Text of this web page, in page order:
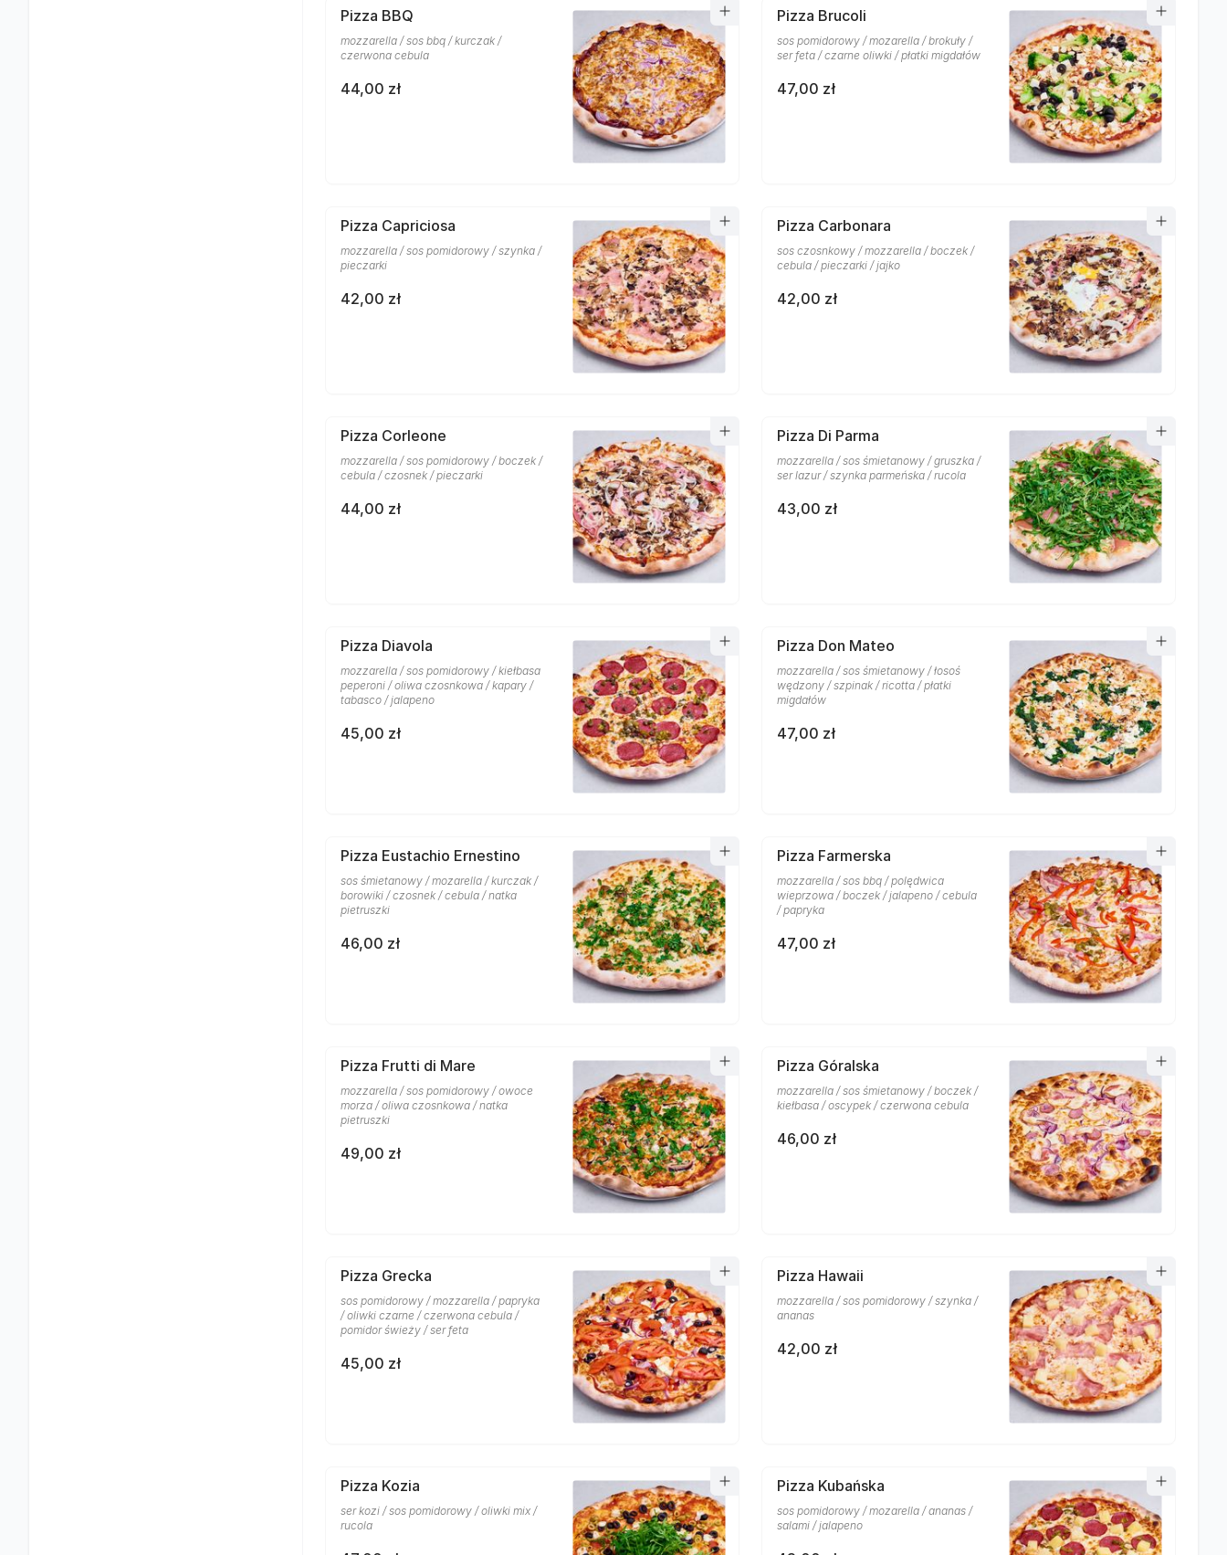
Pizza BBQ
mozzarella / sos bbq / kurczak /
czerwona cebula
44,00 zł
Pizza Brucoli
sos pomidorowy / mozarella / brokuły /
ser feta / czarne oliwki / płatki migdałów
47,00 zł
Pizza Capriciosa
mozzarella / sos pomidorowy / szynka /
pieczarki
42,00 zł
Pizza Carbonara
sos czosnkowy / mozzarella / boczek /
cebula / pieczarki / jajko
42,00 zł
Pizza Corleone
mozzarella / sos pomidorowy / boczek /
cebula / czosnek / pieczarki
44,00 zł
Pizza Di Parma
mozzarella / sos śmietanowy / gruszka /
ser lazur / szynka parmeńska / rucola
43,00 zł
Pizza Diavola
mozzarella / sos pomidorowy / kiełbasa
peperoni / oliwa czosnkowa / kapary /
tabasco / jalapeno
45,00 zł
Pizza Don Mateo
mozzarella / sos śmietanowy / łosoś
wędzony / szpinak / ricotta / płatki
migdałów
47,00 zł
Pizza Eustachio Ernestino
sos śmietanowy / mozarella / kurczak /
borowiki / czosnek / cebula / natka
pietruszki
46,00 zł
Pizza Farmerska
mozzarella / sos bbq / polędwica
wieprzowa / boczek / jalapeno / cebula
/ papryka
47,00 zł
Pizza Frutti di Mare
mozzarella / sos pomidorowy / owoce
morza / oliwa czosnkowa / natka
pietruszki
49,00 zł
Pizza Góralska
mozzarella / sos śmietanowy / boczek /
kiełbasa / oscypek / czerwona cebula
46,00 zł
Pizza Grecka
sos pomidorowy / mozzarella / papryka
/ oliwki czarne / czerwona cebula /
pomidor świeży / ser feta
45,00 zł
Pizza Hawaii
mozzarella / sos pomidorowy / szynka /
ananas
42,00 zł
Pizza Kozia
ser kozi / sos pomidorowy / oliwki mix /
rucola
Pizza Kubańska
sos pomidorowy / mozarella / ananas /
salami / jalapeno